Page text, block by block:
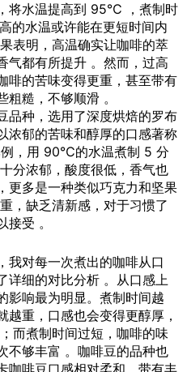
将水温提高到 95℃ ，煮制时
的水温或许能在更短时间内
表明，高温确实让咖啡的萃
气都有所提升 。然而，过高
啡的苦味变得更重，甚至带有
糙，不够顺滑 。
品种，选用了深度烘焙的罗布
浓郁的苦味和醇厚的口感著称
例，用 90℃的水温煮制 5 分
分浓郁，酸度很低，香气也
更多是一种类似巧克力和坚果
，缺乏清新感，对于习惯了
受 。
我对每一次煮出的咖啡从口
详细的对比分析 。从口感上
影响最为明显。煮制时间越
重，口感也会变得更醇厚，
而煮制时间过短，咖啡的味
不够丰富 。咖啡豆的品种也